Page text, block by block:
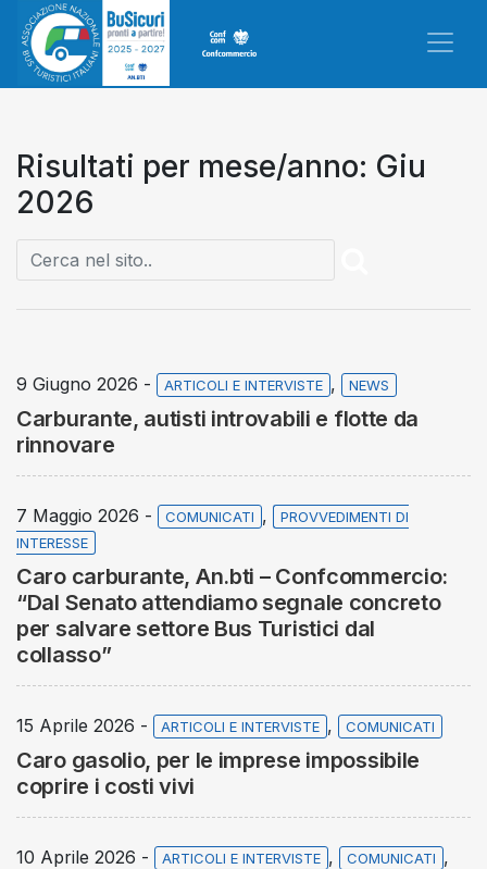
Risultati per mese/anno: Giu
2026
9 Giugno 2026 - ARTICOLI E INTERVISTE , NEWS
Carburante, autisti introvabili e flotte da
rinnovare
7 Maggio 2026 - COMUNICATI ,
PROVVEDIMENTI DI
INTERESSE
Caro carburante, An.bti – Confcommercio:
“Dal Senato attendiamo segnale concreto
per salvare settore Bus Turistici dal
collasso”
15 Aprile 2026 - ARTICOLI E INTERVISTE , COMUNICATI
Caro gasolio, per le imprese impossibile
coprire i costi vivi
10 Aprile 2026 - ARTICOLI E INTERVISTE , COMUNICATI ,